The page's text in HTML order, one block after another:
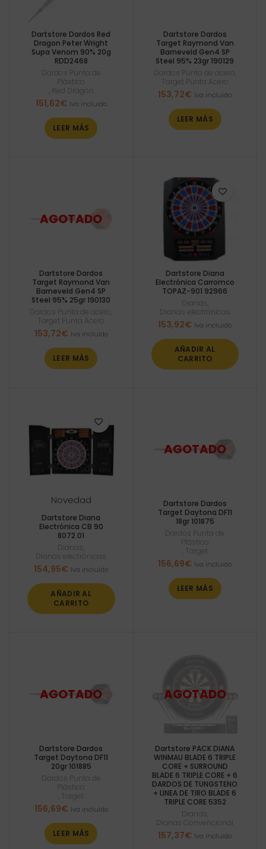
Dartstore Dardos Red
Dragon Peter Wright
Supa Venom 90% 20g
RDD2468
Dardos Punta de
Plástico
Red Dragon
151,62€ Iva incluido
LEER MÁS
Dartstore Dardos
Target Raymond Van
Barneveld Gen4 SP
Steel 95% 23gr 190129
Dardos Punta de acero
Target Punta Acero
153,72€ Iva incluido
LEER MÁS
Dartstore Dardos
Target Raymond Van
Barneveld Gen4 SP
Steel 95% 25gr 190130
Dardos Punta de acero
Target Punta Acero
153,72€ Iva incluido
LEER MÁS
Dartstore Diana
Electrónica Carromco
TOPAZ-901 92966
Dianas
Dianas electrónicas
153,92€ Iva incluido
AÑADIR AL
CARRITO
Novedad
Dartstore Diana
Electrónica CB 90
8072.01
Dianas
Dianas electrónicas
154,95€ Iva incluido
AÑADIR AL
CARRITO
Dartstore Dardos
Target Daytona DF11
18gr 101875
Dardos Punta de
Plástico
Target
156,69€ Iva incluido
LEER MÁS
Dartstore Dardos
Target Daytona DF11
20gr 101885
Dardos Punta de
Plástico
Target
156,69€ Iva incluido
LEER MÁS
Dartstore PACK DIANA
WINMAU BLADE 6 TRIPLE
CORE + SURROUND
BLADE 6 TRIPLE CORE + 6
DARDOS DE TUNGSTENO
+ LINEA DE TIRO BLADE 6
TRIPLE CORE 5352
Dianas
Dianas Convencional
157,37€ Iva incluido